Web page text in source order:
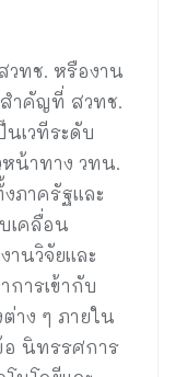
วทช. หรืองาน
ำคัญที่ สวทช.
นเวทีระดับ
หน้าทาง วทน.
ภาครัฐและ
เคลื่อน
านวิจัยและ
ารเข้ากับ
าง ๆ ภายใน
อ นิทรรศการ